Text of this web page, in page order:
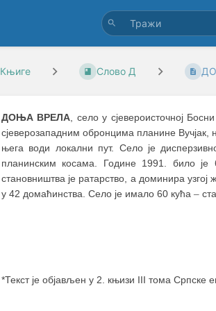
Књиге Слово Д
ДОЊА ВРЕЛА, село у сјевероисточној
сјеверозападним обронцима планине Вучјак,
њега води локални пут. Село је
планинским косама. Године 1991. било је
становништва је ратарство, а доминира
у 42 домаћинства. Село је имало 60 кућа –
*Текст је објављен у 2. књизи III тома Српске